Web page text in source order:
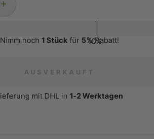
+
10%
Nimm noch 1 Stückfür 5%Rabatt!
AUSVERKAUFT
mit DHL in 1-2 Werktagen